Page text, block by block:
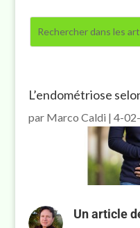
L’endométriose
par Marco Caldi | 4-
Un article